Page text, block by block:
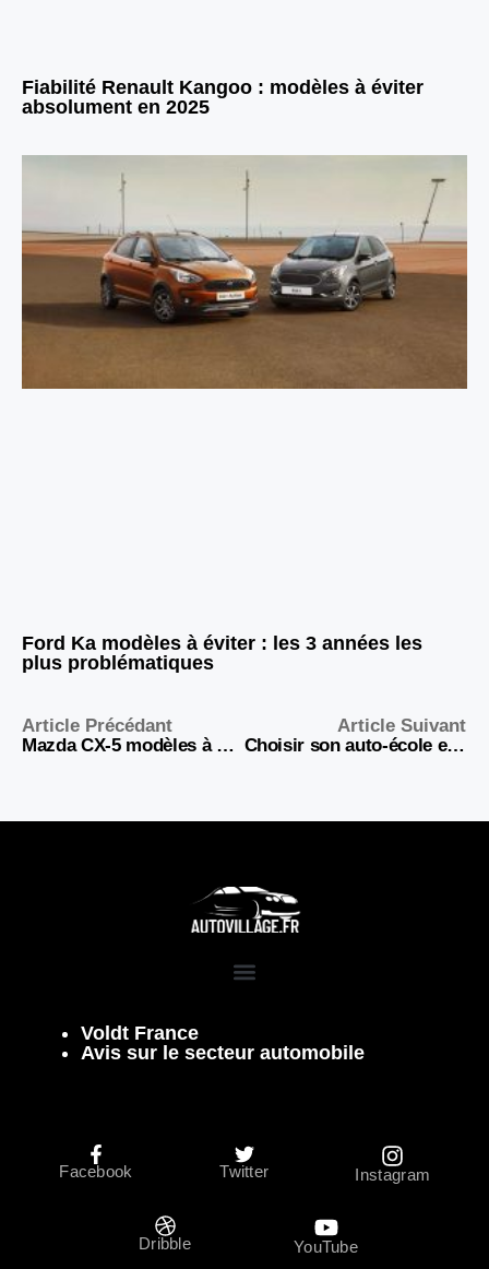
Fiabilité Renault Kangoo : modèles à éviter
absolument en 2025
Ford Ka modèles à éviter : les 3 années les
plus problématiques
Article Précédant
Mazda CX-5 modèles à éviter : les pires années 2025-2017
Article Suivant
Choisir son auto-école en 2026 : tout ce qu’il faut savoir avant de se lancer
Voldt France
Avis sur le secteur automobile
Facebook Twitter Instagram
Dribble YouTube